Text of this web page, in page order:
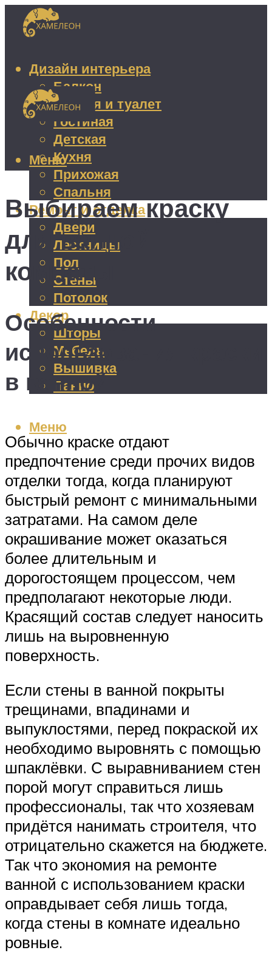
Дизайн интерьера
Балкон
Ванная и туалет
Гостиная
Детская
Кухня
Прихожая
Спальня
Ремонт и отделка
Двери
Лестницы
Пол
Стены
Потолок
Декор
Шторы
Мебель
Вышивка
Панно
Меню
Меню
Выбираем краску
для ванной
комнаты
Особенности
использования краски
в ванной
Обычно краске отдают
предпочтение среди прочих видов
отделки тогда, когда планируют
быстрый ремонт с минимальными
затратами. На самом деле
окрашивание может оказаться
более длительным и
дорогостоящем процессом, чем
предполагают некоторые люди.
Красящий состав следует наносить
лишь на выровненную
поверхность.
Если стены в ванной покрыты
трещинами, впадинами и
выпуклостями, перед покраской их
необходимо выровнять с помощью
шпаклёвки. С выравниванием стен
порой могут справиться лишь
профессионалы, так что хозяевам
придётся нанимать строителя, что
отрицательно скажется на бюджете.
Так что экономия на ремонте
ванной с использованием краски
оправдывает себя лишь тогда,
когда стены в комнате идеально
ровные.